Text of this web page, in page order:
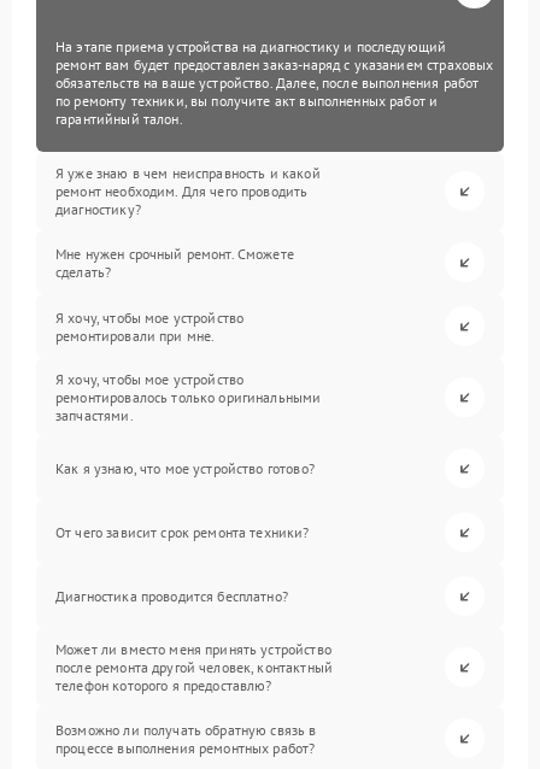
На этапе приема устройства на диагностику и последующий
ремонт вам будет предоставлен заказ-наряд с указанием страховых
обязательств на ваше устройство. Далее, после выполнения работ
по ремонту техники, вы получите акт выполненных работ и
гарантийный талон.
Я уже знаю в чем неисправность и какой
ремонт необходим. Для чего проводить
диагностику?
Мне нужен срочный ремонт. Сможете
сделать?
Я хочу, чтобы мое устройство
ремонтировали при мне.
Я хочу, чтобы мое устройство
ремонтировалось только оригинальными
запчастями.
Как я узнаю, что мое устройство готово?
От чего зависит срок ремонта техники?
Диагностика проводится бесплатно?
Может ли вместо меня принять устройство
после ремонта другой человек, контактный
телефон которого я предоставлю?
Возможно ли получать обратную связь в
процессе выполнения ремонтных работ?